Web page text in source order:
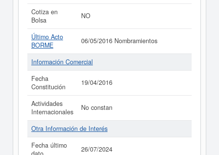
Cotiza en
Bolsa
NO
Último Acto
BORME
06/05/2016 Nombramientos
Información Comercial
Fecha
Constitución
19/04/2016
Actividades
Internacionales
No constan
Otra Información de Interés
Fecha último
26/07/2024